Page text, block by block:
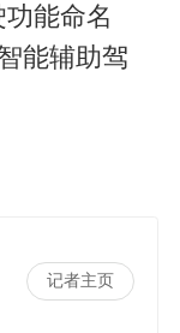
能命名
能辅助驾
记者主页